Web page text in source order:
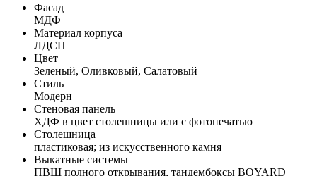
Фасад
МДФ
Материал корпуса
ЛДСП
Цвет
Зеленый, Оливковый, Салатовый
Стиль
Модерн
Стеновая панель
ХДФ в цвет столешницы или с фотопечатью
Столешница
пластиковая; из искусственного камня
Выкатные системы
ПВШ полного открывания, тандембоксы BOYARD